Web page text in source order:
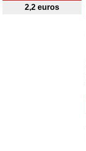
2,2 euros